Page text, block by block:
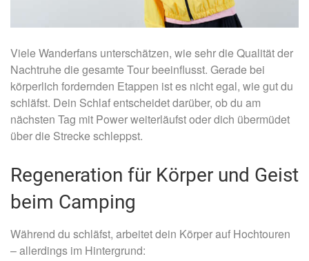
Viele Wanderfans unterschätzen, wie sehr die Qualität der
Nachtruhe die gesamte Tour beeinflusst. Gerade bei
körperlich fordernden Etappen ist es nicht egal, wie gut du
schläfst. Dein Schlaf entscheidet darüber, ob du am
nächsten Tag mit Power weiterläufst oder dich übermüdet
über die Strecke schleppst.
Regeneration für Körper und Geist
beim Camping
Während du schläfst, arbeitet dein Körper auf Hochtouren
– allerdings im Hintergrund: